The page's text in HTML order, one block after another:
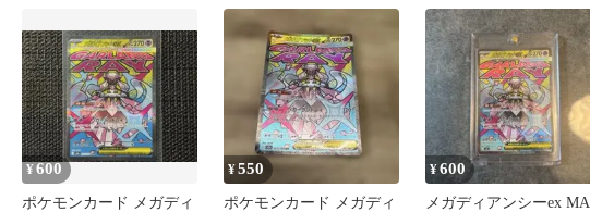
¥600
ポケモンカード メガディ
¥550
ポケモンカード メガディ
¥600
メガディアンシーex MA